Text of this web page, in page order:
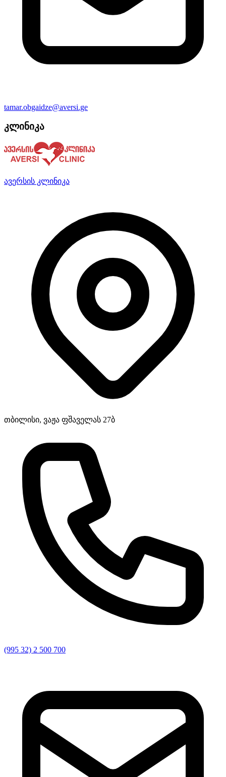
tamar.obgaidze@aversi.ge
კლინიკა
ავერსის კლინიკა
თბილისი, ვაჟა ფშაველას 27ბ
(995 32) 2 500 700